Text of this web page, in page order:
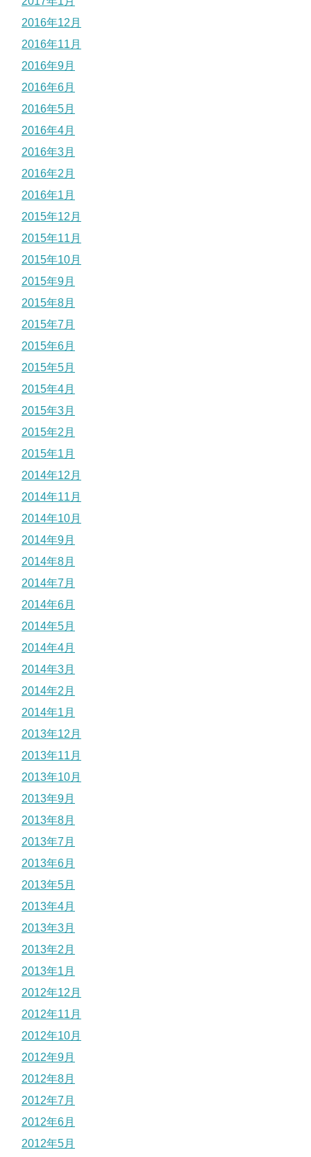
2016年12月
2016年11月
2016年9月
2016年6月
2016年5月
2016年4月
2016年3月
2016年2月
2016年1月
2015年12月
2015年11月
2015年10月
2015年9月
2015年8月
2015年7月
2015年6月
2015年5月
2015年4月
2015年3月
2015年2月
2015年1月
2014年12月
2014年11月
2014年10月
2014年9月
2014年8月
2014年7月
2014年6月
2014年5月
2014年4月
2014年3月
2014年2月
2014年1月
2013年12月
2013年11月
2013年10月
2013年9月
2013年8月
2013年7月
2013年6月
2013年5月
2013年4月
2013年3月
2013年2月
2013年1月
2012年12月
2012年11月
2012年10月
2012年9月
2012年8月
2012年7月
2012年6月
2012年5月